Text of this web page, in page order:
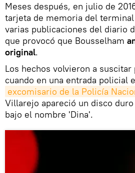
Meses después, en julio de
tarjeta de memoria del
varias publicaciones del diario
que provocó que Bousselham
original.
Los hechos volvieron a suscitar
cuando en una entrada policial
excomisario de la Policía
Villarejo apareció un disco
bajo el nombre 'Dina'.